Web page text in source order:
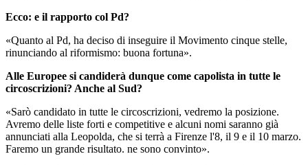
Ecco: e il rapporto col Pd?
«Quanto al Pd, ha deciso di inseguire il Movimento cinque stelle,
rinunciando al riformismo: buona fortuna».
Alle Europee si candiderà dunque come capolista in tutte le
circoscrizioni? Anche al Sud?
«Sarò candidato in tutte le circoscrizioni, vedremo la posizione.
Avremo delle liste forti e competitive e alcuni nomi saranno già
annunciati alla Leopolda, che si terrà a Firenze l'8, il 9 e il 10 marzo.
Faremo un grande risultato. ne sono convinto».